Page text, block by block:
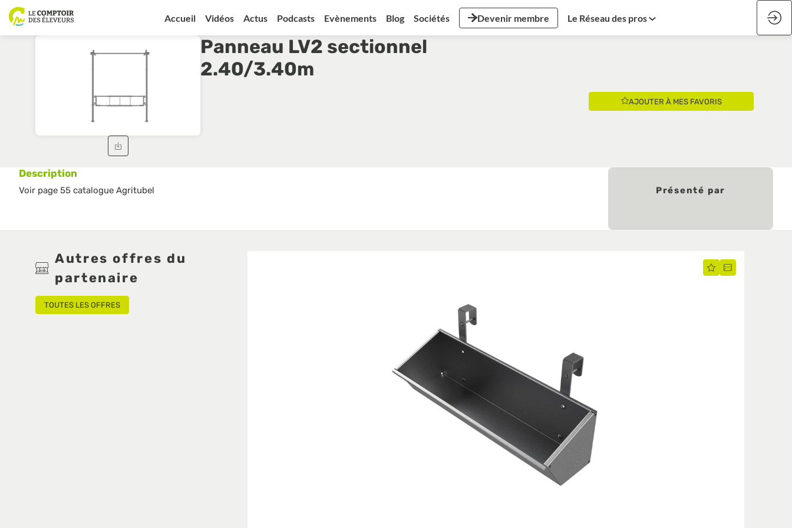
Accueil Vidéos Actus Podcasts Evènements Blog Sociétés Devenir membre Le Réseau des pros
AJOUTER À MES FAVORIS
Panneau LV2 sectionnel
2.40/3.40m
Description
Voir page 55 catalogue Agritubel Présenté par
Autres offres du
partenaire
TOUTES LES OFFRES